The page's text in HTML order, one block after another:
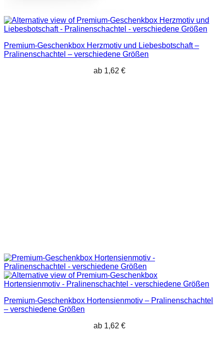
Premium-Geschenkbox Herzmotiv und Liebesbotschaft –
Pralinenschachtel – verschiedene Größen
ab 1,62€
Premium-Geschenkbox Hortensienmotiv – Pralinenschachtel
– verschiedene Größen
ab 1,62€